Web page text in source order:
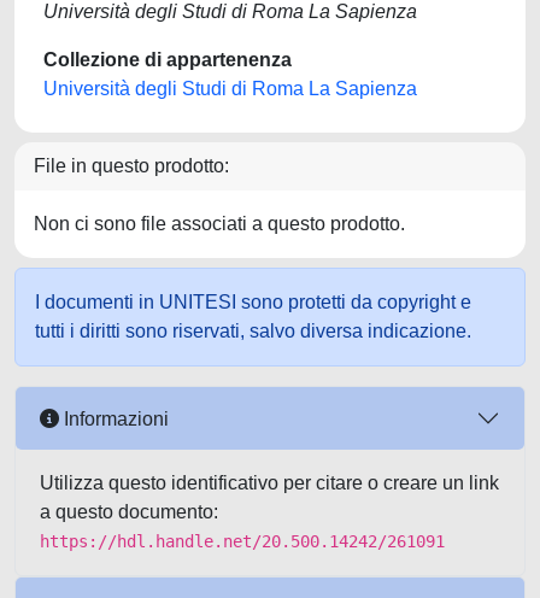
Università degli Studi di Roma La Sapienza
Collezione di appartenenza
Università degli Studi di Roma La Sapienza
File in questo prodotto:
Non ci sono file associati a questo prodotto.
I documenti in UNITESI sono protetti da copyright e
tutti i diritti sono riservati, salvo diversa indicazione.
Informazioni
Utilizza questo identificativo per citare o creare un link
a questo documento:
https://hdl.handle.net/20.500.14242/261091